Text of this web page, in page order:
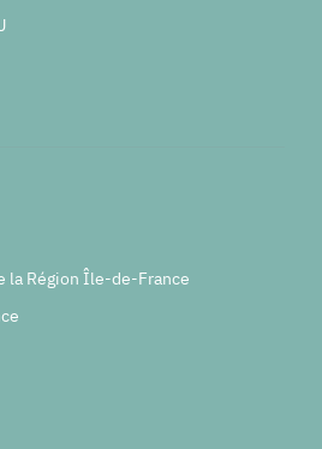
la Région Île-de-France